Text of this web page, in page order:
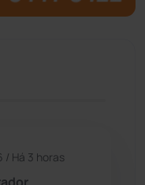
/ Há 3 horas